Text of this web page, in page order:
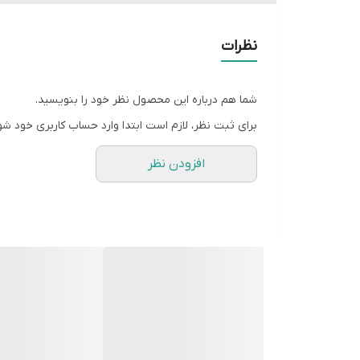
زمان آماده سازی ۴روز کاری هست و بعد از اون ارسال میشه براتون
نظرات
شما هم درباره این محصول نظر خود را بنویسید.
برای ثبت نظر، لازم است ابتدا وارد حساب کاربری خود
افزودن نظر